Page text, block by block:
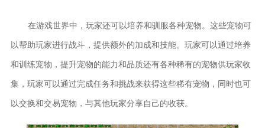
在游戏世界中，玩家还可以培养和驯服各种宠物。这些宠物可
以帮助玩家进行战斗，提供额外的加成和技能。玩家可以通过培养
和训练宠物，提升宠物的能力和品质还有各种稀有的宠物供玩家收
集，玩家可以通过完成任务和挑战来获得这些稀有宠物，同时也可
以交换和交易宠物，与其他玩家分享自己的收获。